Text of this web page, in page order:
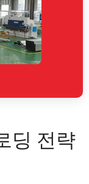
딩 전략